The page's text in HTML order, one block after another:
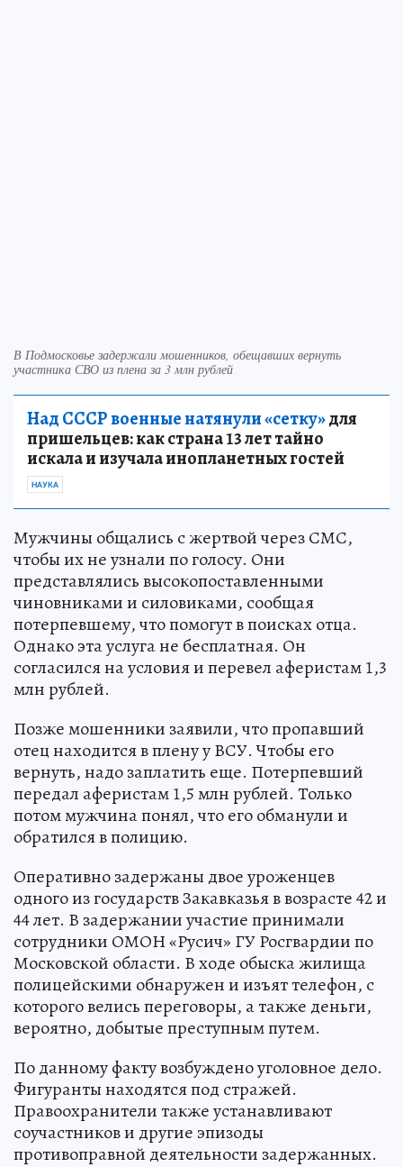
В Подмосковье задержали мошенников, обещавших вернуть
участника СВО из плена за 3 млн рублей
Над СССР военные натянули «сетку»для
пришельцев: как страна 13 лет тайно
искала и изучала инопланетных гостей
НАУКА
Мужчины общались с жертвой через СМС,
чтобы их не узнали по голосу. Они
представлялись высокопоставленными
чиновниками и силовиками, сообщая
потерпевшему, что помогут в поисках отца.
Однако эта услуга не бесплатная. Он
согласился на условия и перевел аферистам 1,3
млн рублей.
Позже мошенники заявили, что пропавший
отец находится в плену у ВСУ. Чтобы его
вернуть, надо заплатить еще. Потерпевший
передал аферистам 1,5 млн рублей. Только
потом мужчина понял, что его обманули и
обратился в полицию.
Оперативно задержаны двое уроженцев
одного из государств Закавказья в возрасте 42 и
44 лет. В задержании участие принимали
сотрудники ОМОН «Русич» ГУ Росгвардии по
Московской области. В ходе обыска жилища
полицейскими обнаружен и изъят телефон, с
которого велись переговоры, а также деньги,
вероятно, добытые преступным путем.
По данному факту возбуждено уголовное дело.
Фигуранты находятся под стражей.
Правоохранители также устанавливают
соучастников и другие эпизоды
противоправной деятельности задержанных.